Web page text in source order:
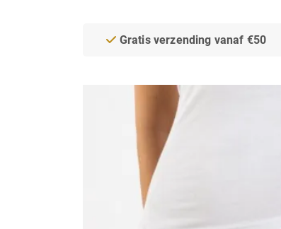
Gratis verzending vanaf €50